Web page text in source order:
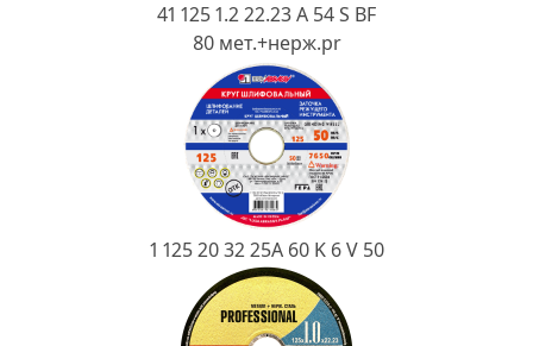
41 125 1.2 22.23 A 54 S BF
80 мет.+нерж.pr
1 125 20 32 25А 60 K 6 V 50